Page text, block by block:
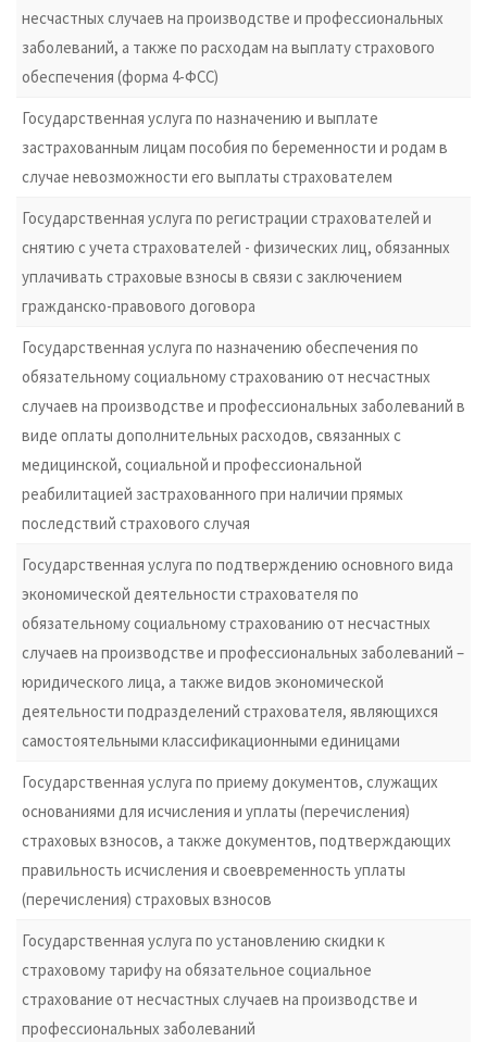
несчастных случаев на производстве и профессиональных
заболеваний, а также по расходам на выплату страхового
обеспечения (форма 4-ФСС)
Государственная услуга по назначению и выплате
застрахованным лицам пособия по беременности и родам в
случае невозможности его выплаты страхователем
Государственная услуга по регистрации страхователей и
снятию с учета страхователей - физических лиц, обязанных
уплачивать страховые взносы в связи с заключением
гражданско-правового договора
Государственная услуга по назначению обеспечения по
обязательному социальному страхованию от несчастных
случаев на производстве и профессиональных заболеваний в
виде оплаты дополнительных расходов, связанных с
медицинской, социальной и профессиональной
реабилитацией застрахованного при наличии прямых
последствий страхового случая
Государственная услуга по подтверждению основного вида
экономической деятельности страхователя по
обязательному социальному страхованию от несчастных
случаев на производстве и профессиональных заболеваний –
юридического лица, а также видов экономической
деятельности подразделений страхователя, являющихся
самостоятельными классификационными единицами
Государственная услуга по приему документов, служащих
основаниями для исчисления и уплаты (перечисления)
страховых взносов, а также документов, подтверждающих
правильность исчисления и своевременность уплаты
(перечисления) страховых взносов
Государственная услуга по установлению скидки к
страховому тарифу на обязательное социальное
страхование от несчастных случаев на производстве и
профессиональных заболеваний